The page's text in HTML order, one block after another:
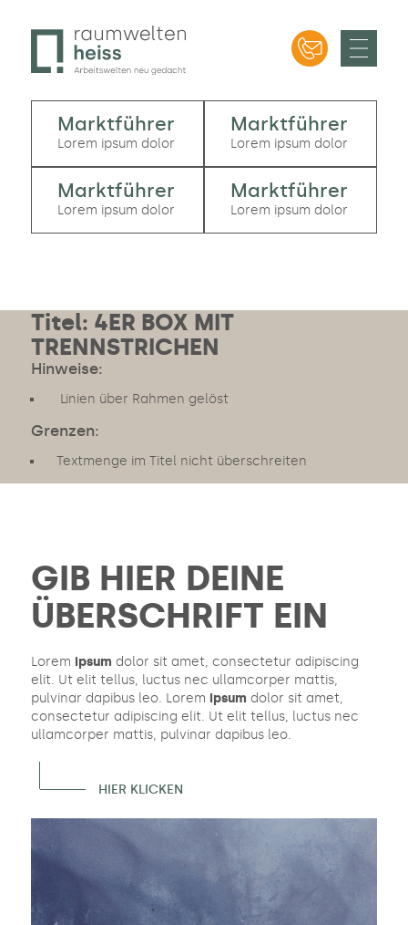
Raumweltenheiss – Bürodesign in München
Bürodesign in München – Professionelle
Raumgliederungen | Beratung, Planung und Verkauf
|Bürodesign ✔ Büroeinrichtung ✔ Ergonomie ✔ etc.
Marktführer
Lorem ipsum dolor
Marktführer
Lorem ipsum dolor
Marktführer
Lorem ipsum dolor
Marktführer
Lorem ipsum dolor
Titel: 4ER BOX MIT
TRENNSTRICHEN
Hinweise:
Linien über Rahmen gelöst
Grenzen:
Textmenge im Titel nicht überschreiten
GIB HIER DEINE
ÜBERSCHRIFT EIN
Lorem ipsum dolor sit amet, consectetur adipiscing
elit. Ut elit tellus, luctus nec ullamcorper mattis,
pulvinar dapibus leo. Lorem ipsum dolor sit amet,
consectetur adipiscing elit. Ut elit tellus, luctus nec
ullamcorper mattis, pulvinar dapibus leo.
HIER KLICKEN